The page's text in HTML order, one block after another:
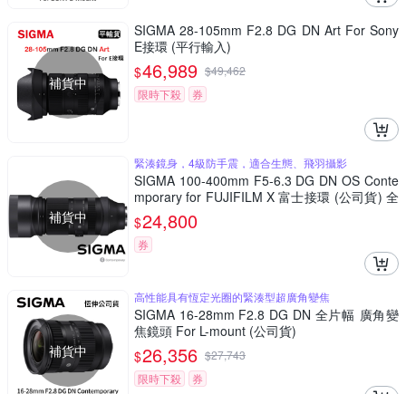
補貨中
SIGMA 28-105mm F2.8 DG DN Art For Sony
E接環 (平行輸入)
$46,989 $49,462
限時下殺
券
補貨中
緊湊鏡身，4級防手震，適合生態、飛羽攝影
SIGMA 100-400mm F5-6.3 DG DN OS Conte
mporary for FUJIFILM X 富士接環 (公司貨) 全
片幅無反微單眼鏡頭 飛羽攝影
$24,800
券
補貨中
高性能具有恆定光圈的緊湊型超廣角變焦
SIGMA 16-28mm F2.8 DG DN 全片幅 廣角變
焦鏡頭 For L-mount (公司貨)
$26,356 $27,743
限時下殺
券